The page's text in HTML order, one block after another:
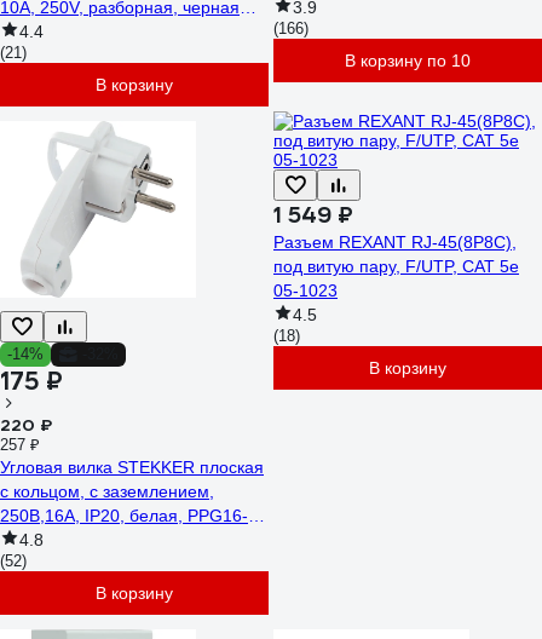
10A, 250V, разборная, черная
LAN-IEC-320-C14
4.4
(21)
В корзину
3.9
(166)
В корзину по 10
-14%
175 ₽
220 ₽
257 ₽
Угловая вилка STEKKER плоская
с кольцом, с заземлением,
250В,16A, IP20, белая, PPG16-
45-202 39039
4.8
(52)
В корзину
1 549 ₽
Разъем REXANT RJ-45(8P8C),
под витую пару, F/UTP, CAT 5e
05-1023
4.5
(18)
В корзину